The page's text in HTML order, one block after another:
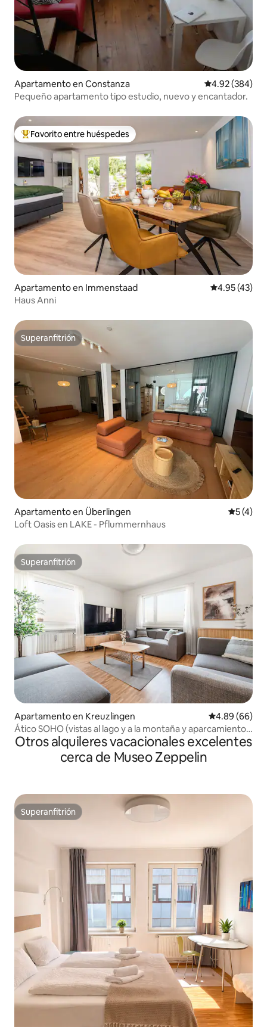
Apartamento en Constanza Calificación
4.92 (384)
Pequeño apartamento tipo estudio, nuevo y encantador.
Favorito entre huéspedes preferido
Favorito entre huéspedes
Apartamento en Immenstaad Calificación
4.95 (43)
Haus Anni
Superanfitrión
Superanfitrión
Apartamento en Überlingen
5 (4)
Loft Oasis en LAKE - Pflummernhaus
Superanfitrión
Superanfitrión
Apartamento en Kreuzlingen Calificación
4.89 (66)
Ático SOHO (vistas al lago y a la montaña y aparcamiento
gratuito)
Otros alquileres vacacionales excelentes
cerca de Museo Zeppelin
Superanfitrión
Superanfitrión